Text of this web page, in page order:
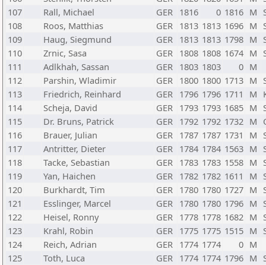
107
Rall, Michael GER 1816 0 1816 M
108
Roos, Matthias GER 1813 1813 1696 M
109
Haug, Siegmund GER 1813 1813 1798 M
110
Zrnic, Sasa GER 1808 1808 1674 M
111
Adlkhah, Sassan GER 1803 1803 0 M
112
Parshin, Wladimir GER 1800 1800 1713 M
113
Friedrich, Reinhard GER 1796 1796 1711 M
114
Scheja, David GER 1793 1793 1685 M
115
Dr. Bruns, Patrick GER 1792 1792 1732 M
116
Brauer, Julian GER 1787 1787 1731 M
117
Antritter, Dieter GER 1784 1784 1563 M
118
Tacke, Sebastian GER 1783 1783 1558 M
119
Yan, Haichen GER 1782 1782 1611 M
120
Burkhardt, Tim GER 1780 1780 1727 M
121
Esslinger, Marcel GER 1780 1780 1796 M
122
Heisel, Ronny GER 1778 1778 1682 M
123
Krahl, Robin GER 1775 1775 1515 M
124
Reich, Adrian GER 1774 1774 0 M
125
Toth, Luca GER 1774 1774 1796 M